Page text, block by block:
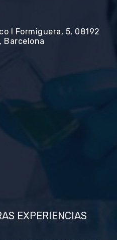
I Formiguera, 5, 08192
Barcelona
EXPERIENCIAS